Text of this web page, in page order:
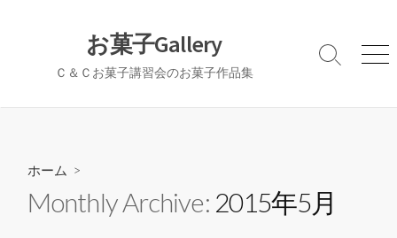
お菓子Gallery
Ｃ＆Ｃお菓子講習会のお菓子作品集
検
メ
ホーム >
Monthly Archive: 2015年5月